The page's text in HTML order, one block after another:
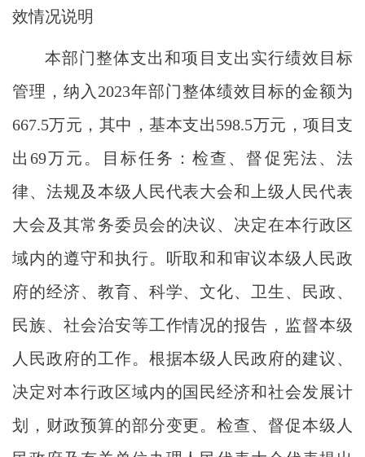
效情况说明
本部门整体支出和项目支出实行绩效目标
管理，纳入 2023年部门整体绩效目标的金额为
667.5万元，其中，基本支出598.5万元，项目支
出69万元。目标任务：检查、督促宪法、法
律、法规及本级人民代表大会和上级人民代表
大会及其常务委员会的决议、决定在本行政区
域内的遵守和执行。听取和和审议本级人民政
府的经济、教育、科学、文化、卫生、民政、
民族、社会治安等工作情况的报告，监督本级
人民政府的工作。根据本级人民政府的建议、
决定对本行政区域内的国民经济和社会发展计
划，财政预算的部分变更。检查、督促本级人